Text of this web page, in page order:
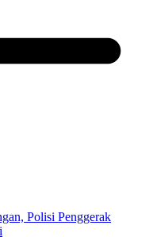
Polisi Penggerak